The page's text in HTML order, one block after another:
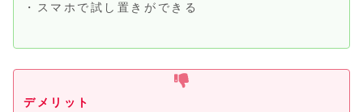
・スマホで試し置きができる
デメリット